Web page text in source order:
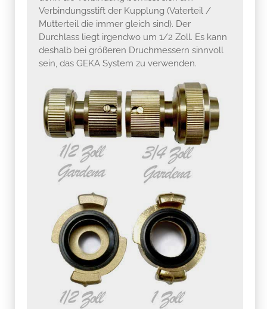
Verbindungsstift der Kupplung (Vaterteil /
Mutterteil die immer gleich sind). Der
Durchlass liegt irgendwo um 1/2 Zoll. Es kann
deshalb bei größeren Druchmessern sinnvoll
sein, das GEKA System zu verwenden.